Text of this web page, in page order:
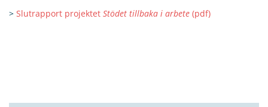
> Slutrapport projektet Stödet tillbaka i arbete (pdf)